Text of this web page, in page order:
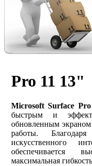
Pro 11 13"
Microsoft Surface
быстрым и
обновленным
работы.
искусственного
обеспечивается
максимальная